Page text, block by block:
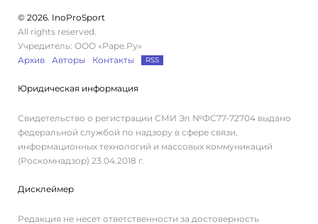
© 2026. InoProSport
All rights reserved.
Учредитель: ООО «Раре.Ру»
Архив
Авторы Контакты RSS
Юридическая информация
Свидетельство о регистрации СМИ Эл №ФС77-72704 выдано
федеральной службой по надзору в сфере связи,
информационных технологий и массовых коммуникаций
(Роскомнадзор) 23.04.2018 г.
Дисклеймер
Редакция не несет ответственности за достоверность